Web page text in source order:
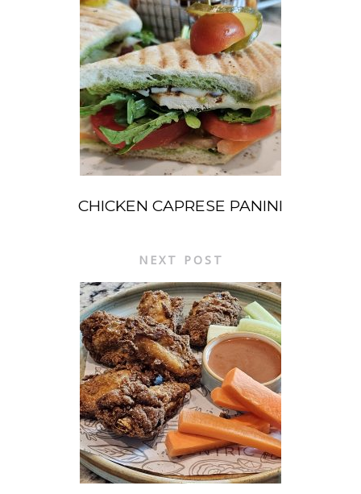
CHICKEN CAPRESE PANINI
NEXT POST